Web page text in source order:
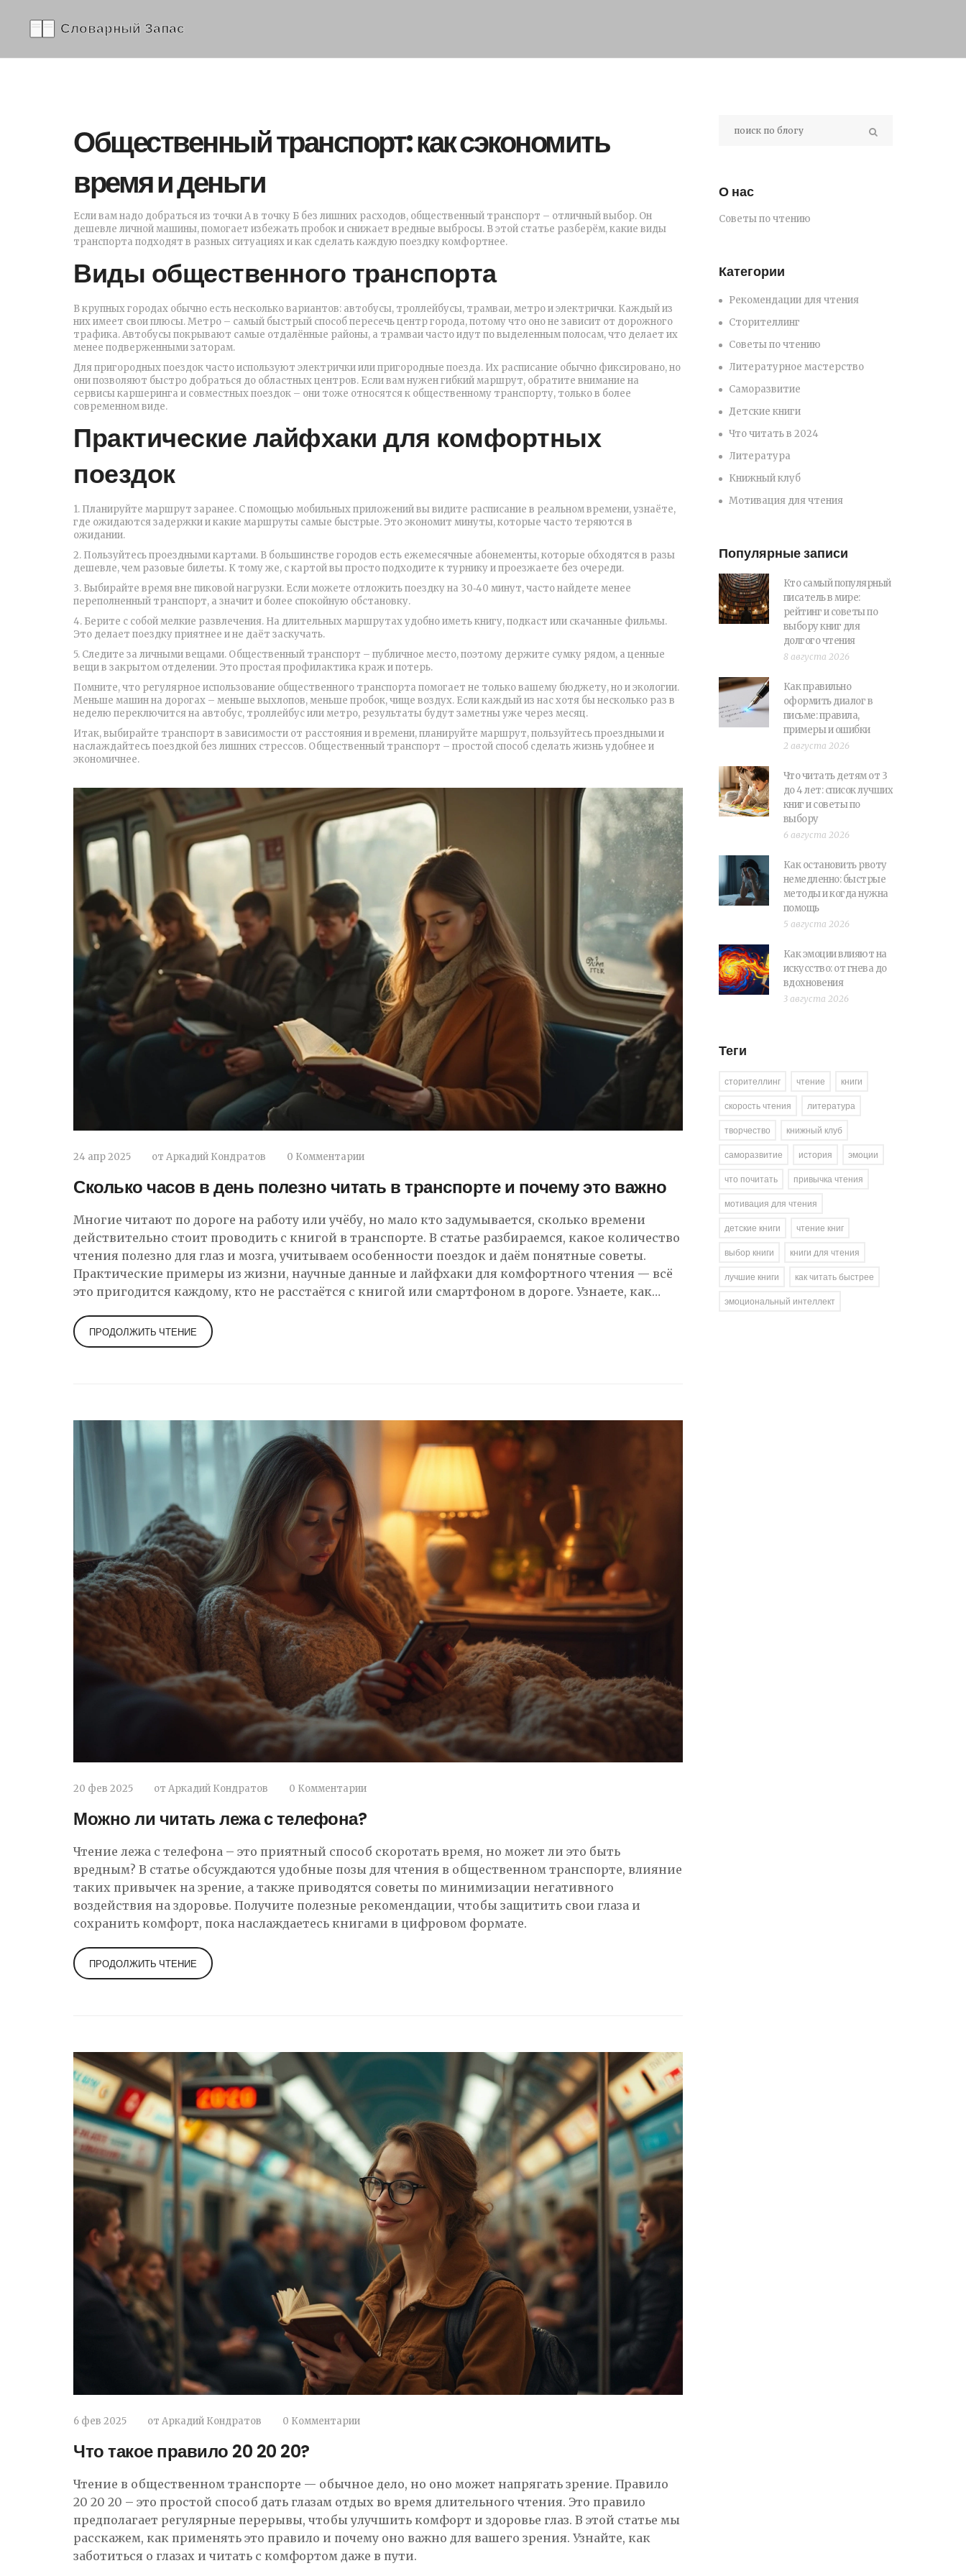
Общественный транспорт: как сэкономить
время и деньги
Если вам надо добраться из точки А в точку Б без лишних расходов, общественный транспорт – отличный выбор. Он
дешевле личной машины, помогает избежать пробок и снижает вредные выбросы. В этой статье разберём, какие виды
транспорта подходят в разных ситуациях и как сделать каждую поездку комфортнее.
Виды общественного транспорта
В крупных городах обычно есть несколько вариантов: автобусы, троллейбусы, трамваи, метро и электрички. Каждый из
них имеет свои плюсы. Метро – самый быстрый способ пересечь центр города, потому что оно не зависит от дорожного
трафика. Автобусы покрывают самые отдалённые районы, а трамваи часто идут по выделенным полосам, что делает их
менее подверженными заторам.
Для пригородных поездок часто используют электрички или пригородные поезда. Их расписание обычно фиксировано, но
они позволяют быстро добраться до областных центров. Если вам нужен гибкий маршрут, обратите внимание на
сервисы каршеринга и совместных поездок – они тоже относятся к общественному транспорту, только в более
современном виде.
Практические лайфхаки для комфортных
поездок
1. Планируйте маршрут заранее. С помощью мобильных приложений вы видите расписание в реальном времени, узнаёте,
где ожидаются задержки и какие маршруты самые быстрые. Это экономит минуты, которые часто теряются в
ожидании.
2. Пользуйтесь проездными картами. В большинстве городов есть ежемесячные абонементы, которые обходятся в разы
дешевле, чем разовые билеты. К тому же, с картой вы просто подходите к турнику и проезжаете без очереди.
3. Выбирайте время вне пиковой нагрузки. Если можете отложить поездку на 30‑40 минут, часто найдете менее
переполненный транспорт, а значит и более спокойную обстановку.
4. Берите с собой мелкие развлечения. На длительных маршрутах удобно иметь книгу, подкаст или скачанные фильмы.
Это делает поездку приятнее и не даёт заскучать.
5. Следите за личными вещами. Общественный транспорт – публичное место, поэтому держите сумку рядом, а ценные
вещи в закрытом отделении. Это простая профилактика краж и потерь.
Помните, что регулярное использование общественного транспорта помогает не только вашему бюджету, но и экологии.
Меньше машин на дорогах – меньше выхлопов, меньше пробок, чище воздух. Если каждый из нас хотя бы несколько раз в
неделю переключится на автобус, троллейбус или метро, результаты будут заметны уже через месяц.
Итак, выбирайте транспорт в зависимости от расстояния и времени, планируйте маршрут, пользуйтесь проездными и
наслаждайтесь поездкой без лишних стрессов. Общественный транспорт – простой способ сделать жизнь удобнее и
экономичнее.
24 апр 2025 от Аркадий Кондратов 0 Комментарии
Сколько часов в день полезно читать в транспорте и почему это важно
Многие читают по дороге на работу или учёбу, но мало кто задумывается, сколько времени
действительно стоит проводить с книгой в транспорте. В статье разбираемся, какое количество
чтения полезно для глаз и мозга, учитываем особенности поездок и даём понятные советы.
Практические примеры из жизни, научные данные и лайфхаки для комфортного чтения — всё
это пригодится каждому, кто не расстаётся с книгой или смартфоном в дороге. Узнаете, как
ПРОДОЛЖИТЬ ЧТЕНИЕ
20 фев 2025 от Аркадий Кондратов 0 Комментарии
Можно ли читать лежа с телефона?
Чтение лежа с телефона – это приятный способ скоротать время, но может ли это быть
вредным? В статье обсуждаются удобные позы для чтения в общественном транспорте, влияние
таких привычек на зрение, а также приводятся советы по минимизации негативного
воздействия на здоровье. Получите полезные рекомендации, чтобы защитить свои глаза и
сохранить комфорт, пока наслаждаетесь книгами в цифровом формате.
ПРОДОЛЖИТЬ ЧТЕНИЕ
6 фев 2025 от Аркадий Кондратов 0 Комментарии
Что такое правило 20 20 20?
Чтение в общественном транспорте — обычное дело, но оно может напрягать зрение. Правило
20 20 20 – это простой способ дать глазам отдых во время длительного чтения. Это правило
предполагает регулярные перерывы, чтобы улучшить комфорт и здоровье глаз. В этой статье мы
расскажем, как применять это правило и почему оно важно для вашего зрения. Узнайте, как
заботиться о глазах и читать с комфортом даже в пути.
О нас
Советы по чтению
Категории
Рекомендации для чтения
Сторителлинг
Советы по чтению
Литературное мастерство
Саморазвитие
Детские книги
Что читать в 2024
Литература
Книжный клуб
Мотивация для чтения
Популярные записи
Кто самый популярный
писатель в мире:
рейтинг и советы по
выбору книг для
долгого чтения
8 августа 2026
Как правильно
оформить диалог в
письме: правила,
примеры и ошибки
2 августа 2026
Что читать детям от 3
до 4 лет: список лучших
книг и советы по
выбору
6 августа 2026
Как остановить рвоту
немедленно: быстрые
методы и когда нужна
помощь
5 августа 2026
Как эмоции влияют на
искусство: от гнева до
вдохновения
3 августа 2026
Теги
сторителлинг чтение
книги
скорость чтения
литература
творчество
книжный клуб
саморазвитие
история
эмоции
что почитать
привычка чтения
мотивация для чтения
детские книги
чтение книг
выбор книги
книги для чтения
лучшие книги
как читать быстрее
эмоциональный интеллект